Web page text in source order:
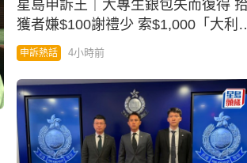
星島申訴王｜大專生銀包失而復得 拾
獲者嫌$100謝禮少 索$1,000「大利
是」
申訴熱話 4小時前